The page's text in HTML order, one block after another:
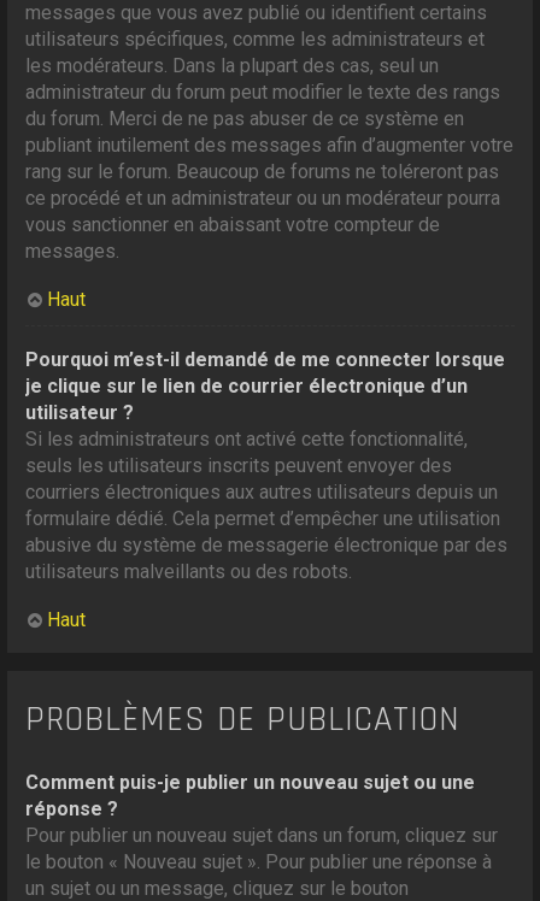
messages que vous avez publié ou identifient certains
utilisateurs spécifiques, comme les administrateurs et
les modérateurs. Dans la plupart des cas, seul un
administrateur du forum peut modifier le texte des rangs
du forum. Merci de ne pas abuser de ce système en
publiant inutilement des messages afin d’augmenter votre
rang sur le forum. Beaucoup de forums ne toléreront pas
ce procédé et un administrateur ou un modérateur pourra
vous sanctionner en abaissant votre compteur de
messages.
Haut
Pourquoi m’est-il demandé de me connecter lorsque
je clique sur le lien de courrier électronique d’un
utilisateur ?
Si les administrateurs ont activé cette fonctionnalité,
seuls les utilisateurs inscrits peuvent envoyer des
courriers électroniques aux autres utilisateurs depuis un
formulaire dédié. Cela permet d’empêcher une utilisation
abusive du système de messagerie électronique par des
utilisateurs malveillants ou des robots.
Haut
PROBLÈMES DE PUBLICATION
Comment puis-je publier un nouveau sujet ou une
réponse ?
Pour publier un nouveau sujet dans un forum, cliquez sur
le bouton « Nouveau sujet ». Pour publier une réponse à
un sujet ou un message, cliquez sur le bouton